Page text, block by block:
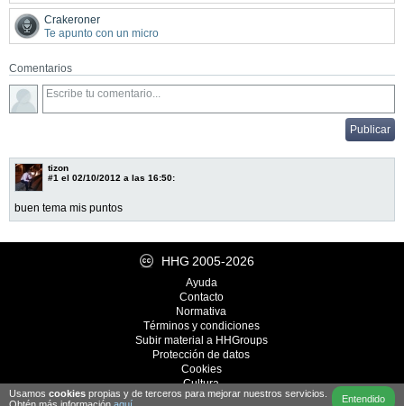
Crakeroner
Te apunto con un micro
Comentarios
tizon
#1 el 02/10/2012 a las 16:50:
buen tema mis puntos
HHG 2005-2026
Ayuda
Contacto
Normativa
Términos y condiciones
Subir material a HHGroups
Protección de datos
Cookies
Cultura
DesarrolloiRealWorks
Usamos cookies propias y de terceros para mejorar nuestros servicios.
Entendido